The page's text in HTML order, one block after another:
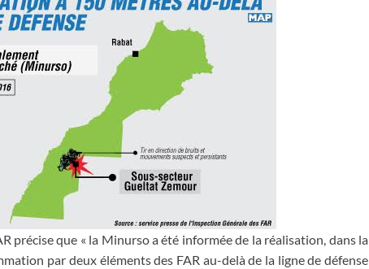
précise que « la Minurso a été informée de la réalisation, dans la
par deux éléments des FAR au-delà de la ligne de défense